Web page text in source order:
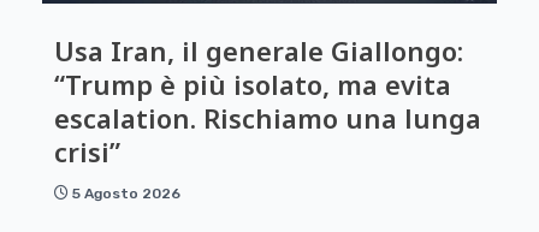
Usa Iran, il generale Giallongo:
“Trump è più isolato, ma evita
escalation. Rischiamo una lunga
crisi”
5 Agosto 2026